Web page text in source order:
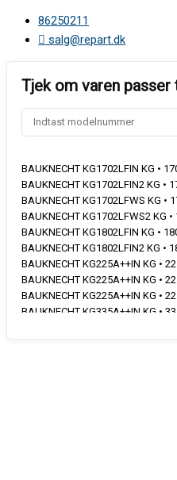
86250211
salg@repart.dk
BAUKNECHT KG1702LFIN KG •
BAUKNECHT KG1702LFIN2 KG •
BAUKNECHT KG1702LFWS KG •
BAUKNECHT KG1702LFWS2 KG
BAUKNECHT KG1802LFIN KG •
BAUKNECHT KG1802LFIN2 KG •
BAUKNECHT KG225A++IN KG •
BAUKNECHT KG225A++IN KG •
BAUKNECHT KG225A++IN KG •
BAUKNECHT KG335A++IN KG •
BAUKNECHT KG389SFA3+INEX